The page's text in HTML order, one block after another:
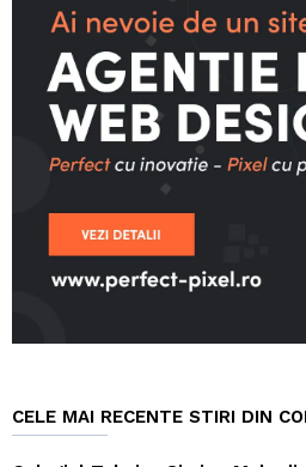
CELE MAI RECENTE STIRI DIN